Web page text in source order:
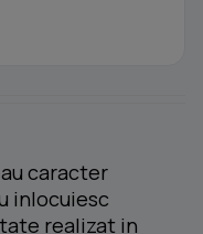
caracter
inlocuiesc
realizat in